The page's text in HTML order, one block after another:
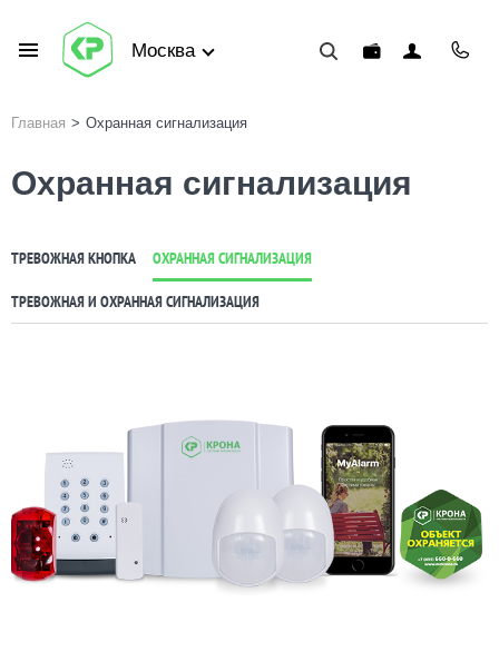
Москва
Главная > Охранная сигнализация
Охранная сигнализация
ТРЕВОЖНАЯ КНОПКА ОХРАННАЯ СИГНАЛИЗАЦИЯ
ТРЕВОЖНАЯ И ОХРАННАЯ СИГНАЛИЗАЦИЯ